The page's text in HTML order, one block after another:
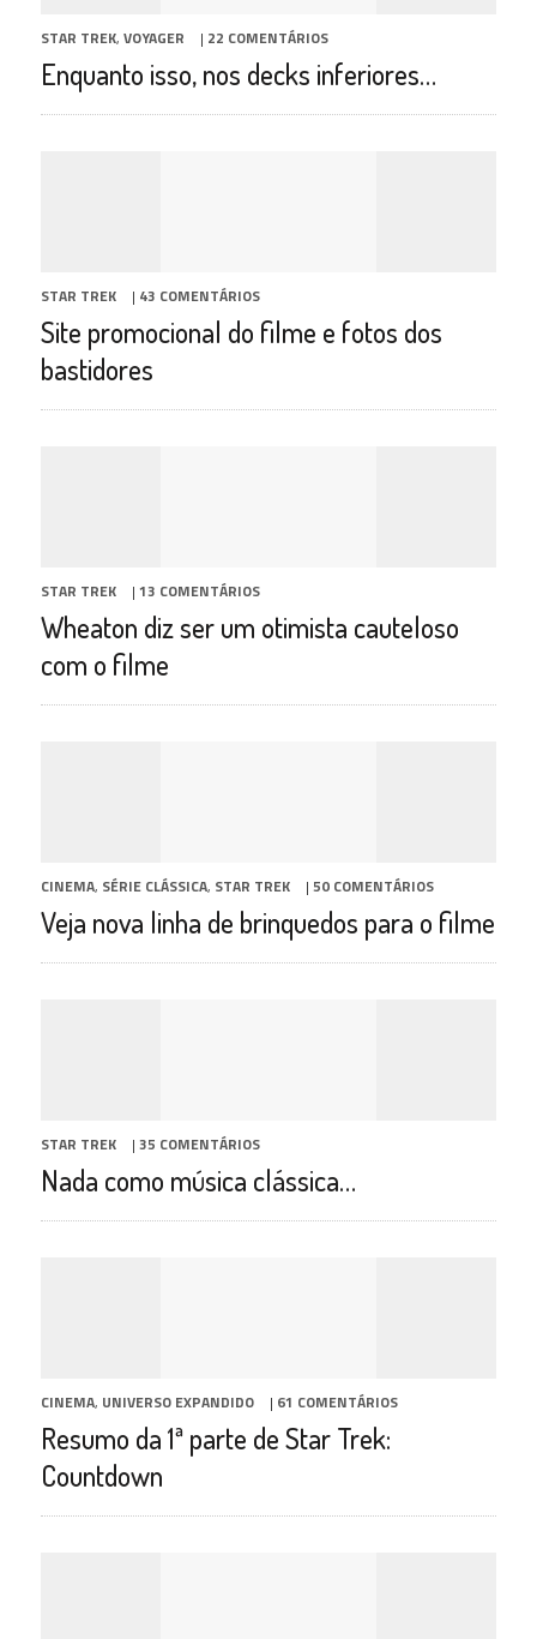
STAR TREK, VOYAGER | 22 COMENTÁRIOS
Enquanto isso, nos decks inferiores…
STAR TREK | 43 COMENTÁRIOS
Site promocional do filme e fotos dos
bastidores
STAR TREK | 13 COMENTÁRIOS
Wheaton diz ser um otimista cauteloso
com o filme
CINEMA, SÉRIE CLÁSSICA, STAR TREK | 50 COMENTÁRIOS
Veja nova linha de brinquedos para o filme
STAR TREK | 35 COMENTÁRIOS
Nada como música clássica…
CINEMA, UNIVERSO EXPANDIDO | 61 COMENTÁRIOS
Resumo da 1ª parte de Star Trek:
Countdown